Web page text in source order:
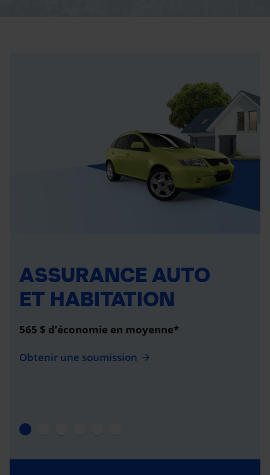
ASSURANCE AUTO
ET HABITATION
565 $ d’économie en moyenne*
Obtenir une soumission